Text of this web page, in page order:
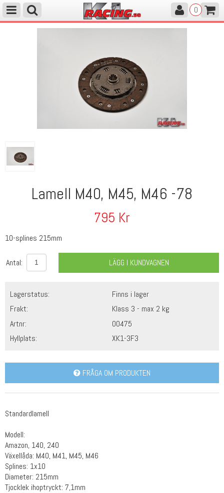
0
Lamell M40, M45, M46 -78
795 Kr
10-splines 215mm
Antal: LÄGG I KUNDVAGNEN
Lagerstatus:
Finns i lager
Frakt:
Klass 3 - max 2 kg
Artnr:
00475
Hyllplats:
XK1-3F3
FRÅGA OM PRODUKTEN
Standardlamell
Modell:
Amazon, 140, 240
Växellåda: M40, M41, M45, M46
Splines: 1x10
Diameter: 215mm
Tjocklek ihoptryckt: 7,1mm